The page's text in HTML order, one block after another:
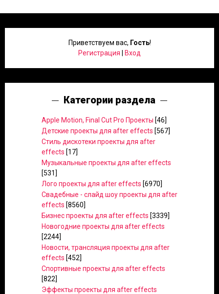
Приветствуем вас, Гость!
Регистрация
Вход
Категории раздела
Apple Motion, Final Cut Pro Проекты [46]
Детские проекты для after effects [567]
Стиль дискотеки проекты для after
effects [17]
Музыкальные проекты для after effects
[531]
Лого проекты для after effects [6970]
Свадебные - слайд шоу проекты для after
effects [8560]
Бизнес проекты для after effects [3339]
Новогодние проекты для after effects
[2244]
Новости, трансляция проекты для after
effects [452]
Спортивные проекты для after effects
[822]
Эффекты проекты для after effects